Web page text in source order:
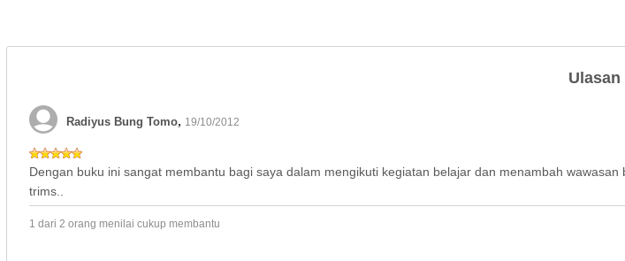
Ulasan
Radiyus Bung Tomo, 19/10/2012
Dengan buku ini sangat membantu bagi saya dalam mengikuti kegiatan belajar dan menambah wawasan
trims..
1 dari 2 orang menilai cukup membantu